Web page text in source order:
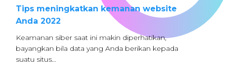
Tips meningkatkan kemanan website
Anda 2022
Keamanan siber saat ini makin diperhatikan,
bayangkan bila data yang Anda berikan kepada
suatu situs…